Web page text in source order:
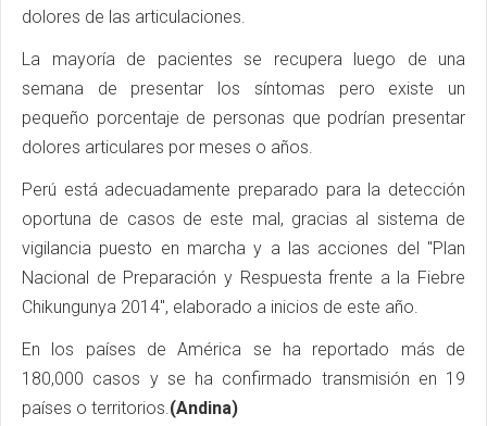
dolores de las articulaciones.
La mayoría de pacientes se recupera luego de una
semana de presentar los síntomas pero existe un
pequeño porcentaje de personas que podrían presentar
dolores articulares por meses o años.
Perú está adecuadamente preparado para la detección
oportuna de casos de este mal, gracias al sistema de
vigilancia puesto en marcha y a las acciones del "Plan
Nacional de Preparación y Respuesta frente a la Fiebre
Chikungunya 2014", elaborado a inicios de este año.
En los países de América se ha reportado más de
180,000 casos y se ha confirmado transmisión en 19
países o territorios.(Andina)